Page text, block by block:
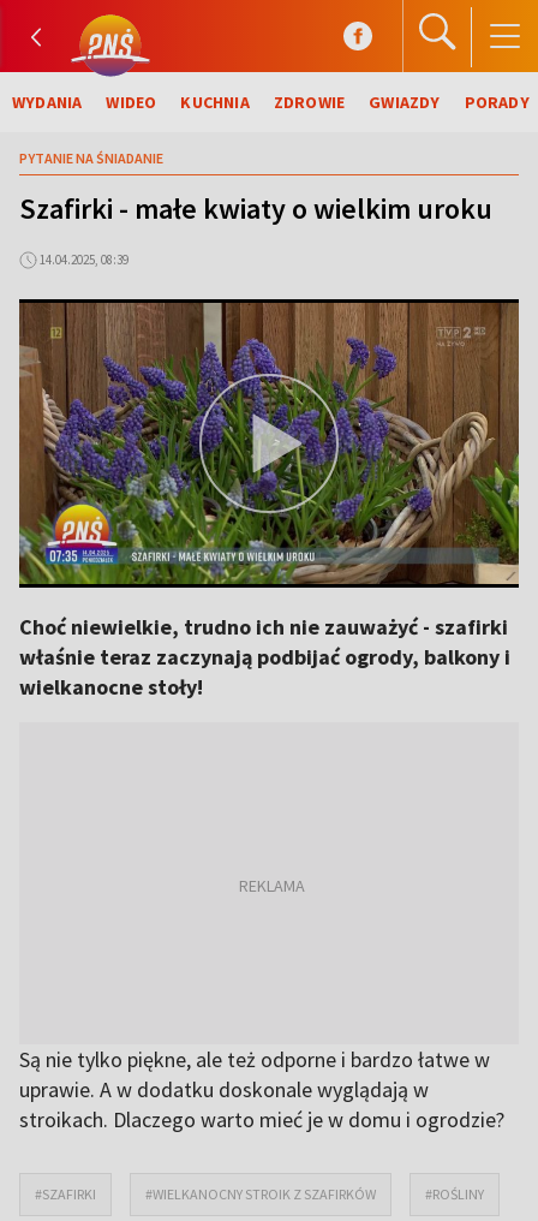
WYDANIA WIDEO KUCHNIA ZDROWIE GWIAZDY PORADY
PYTANIE NA ŚNIADANIE
Szafirki - małe kwiaty o wielkim uroku
14.04.2025, 08:39
Choć niewielkie, trudno ich nie zauważyć - szafirki
właśnie teraz zaczynają podbijać ogrody, balkony i
wielkanocne stoły!
Są nie tylko piękne, ale też odporne i bardzo łatwe w
uprawie. A w dodatku doskonale wyglądają w
stroikach. Dlaczego warto mieć je w domu i ogrodzie?
#SZAFIRKI #WIELKANOCNY STROIK Z SZAFIRKÓW #ROŚLINY